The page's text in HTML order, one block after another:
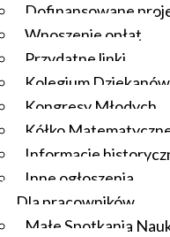
Dofinansowane
Wnoszenie opłat
Przydatne linki
Kolegium
Kongresy Młodych
Kółko
Informacje
Inne ogłoszenia
Dla pracowników
Małe Spotkania